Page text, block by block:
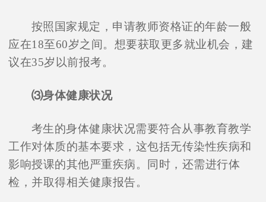
按照国家规定，申请教师资格证的年龄一般
应在18至60岁之间。想要获取更多就业机会，建
议在35岁以前报考。
⑶身体健康状况
考生的身体健康状况需要符合从事教育教学
工作对体质的基本要求，这包括无传染性疾病和
影响授课的其他严重疾病。同时，还需进行体
检，并取得相关健康报告。